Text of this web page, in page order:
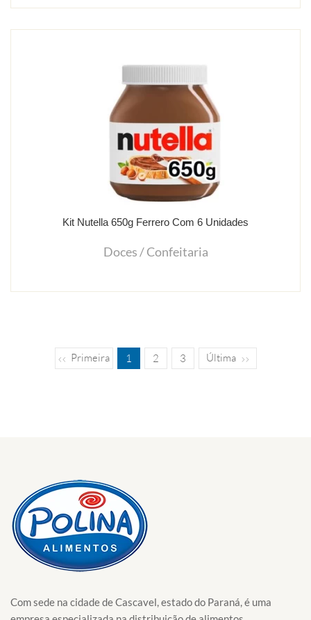
Kit Nutella 650g Ferrero Com 6 Unidades
Doces / Confeitaria
Primeira 1 2 3 Última
Com sede na cidade de Cascavel, estado do Paraná, é uma